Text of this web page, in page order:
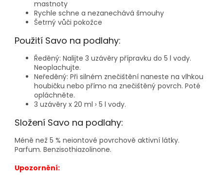
mastnoty
Rychle schne a nezanechává šmouhy
Šetrný vůči pokožce
Použití Savo na podlahy:
Ředěný: Nalijte 3 uzávěry přípravku do 5 l vody.
Neoplachujte.
Neředěný: Při silném znečištění naneste na vlhkou
houbičku nebo přímo na znečištěný povrch. Poté
opláchněte.
3 uzávěry x 20 ml › 5 l vody.
Složení Savo na podlahy:
Méně než 5 % neiontové povrchově aktivní látky.
Parfum. Benzisothiazolinone.
Upozornění: